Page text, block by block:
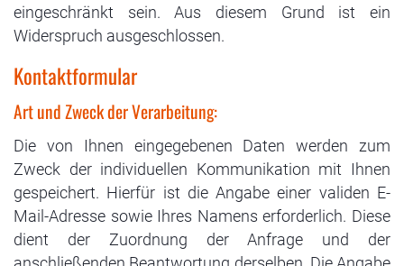
eingeschränkt sein. Aus diesem Grund ist ein
Widerspruch ausgeschlossen.
Kontaktformular
Art und Zweck der Verarbeitung:
Die von Ihnen eingegebenen Daten werden zum
Zweck der individuellen Kommunikation mit Ihnen
gespeichert. Hierfür ist die Angabe einer validen E-
Mail-Adresse sowie Ihres Namens erforderlich. Diese
dient der Zuordnung der Anfrage und der